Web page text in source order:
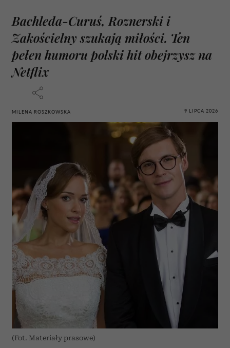
Bachleda-Curuś, Roznerski i
Zakościelny szukają miłości. Ten
pełen humoru polski hit obejrzysz na
Netflix
MILENA ROSZKOWSKA 9 LIPCA 2026
(Fot. Materiały prasowe)